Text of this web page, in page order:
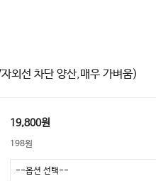
외선 차단 양산,매우 가벼움)
19,800원
198원